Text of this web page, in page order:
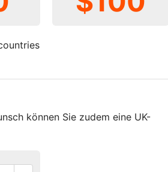
können Sie zudem eine UK-